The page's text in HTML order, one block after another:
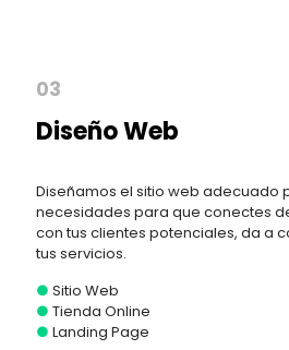
03
Diseño Web
Diseñamos el sitio web adecuado
necesidades para que conectes
con tus clientes potenciales, da a
tus servicios.
● Sitio Web
● Tienda Online
● Landing Page